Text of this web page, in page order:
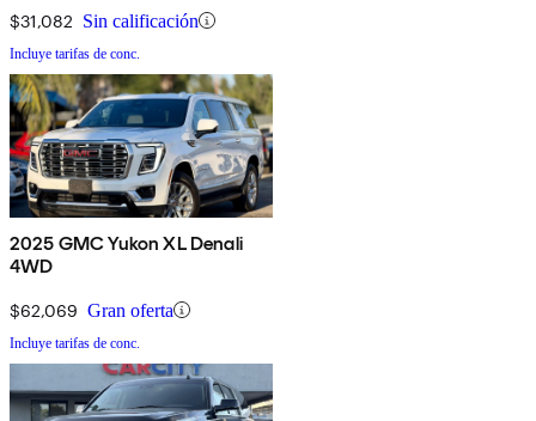
$31,082 Sin calificación
Incluye tarifas de conc.
2025 GMC Yukon XL Denali
4WD
$62,069 Gran oferta
Incluye tarifas de conc.